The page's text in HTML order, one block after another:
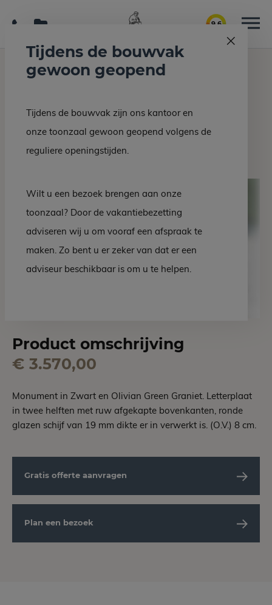
9.6
Home Grafmonumenten Grafsteen EM 83-10
Grafsteen EM 83-10
Product omschrijving
€ 3.570,00
Monument in Zwart en Olivian Green Graniet. Letterplaat
in twee helften met ruw afgekapte bovenkanten, ronde
glazen schijf van 19 mm dikte er in verwerkt is. (O.V.) 8 cm.
Gratis offerte aanvragen
Plan een bezoek
Tijdens de bouwvak
gewoon geopend
Tijdens de bouwvak zijn ons kantoor en
onze toonzaal gewoon geopend volgens de
reguliere openingstijden.
Wilt u een bezoek brengen aan onze
toonzaal? Door de vakantiebezetting
adviseren wij u om vooraf een afspraak te
maken. Zo bent u er zeker van dat er een
adviseur beschikbaar is om u te helpen.